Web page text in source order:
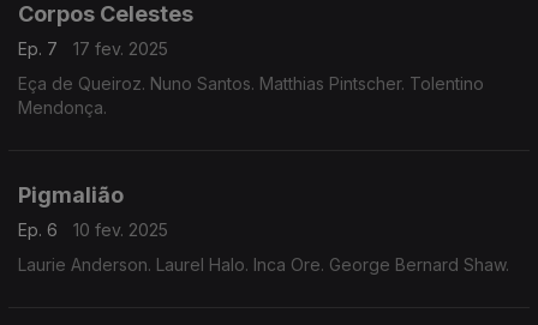
Corpos Celestes
Ep. 7
17 fev. 2025
Eça de Queiroz. Nuno Santos. Matthias Pintscher. Tolentino
Mendonça.
Pigmalião
Ep. 6
10 fev. 2025
Laurie Anderson. Laurel Halo. Inca Ore. George Bernard Shaw.